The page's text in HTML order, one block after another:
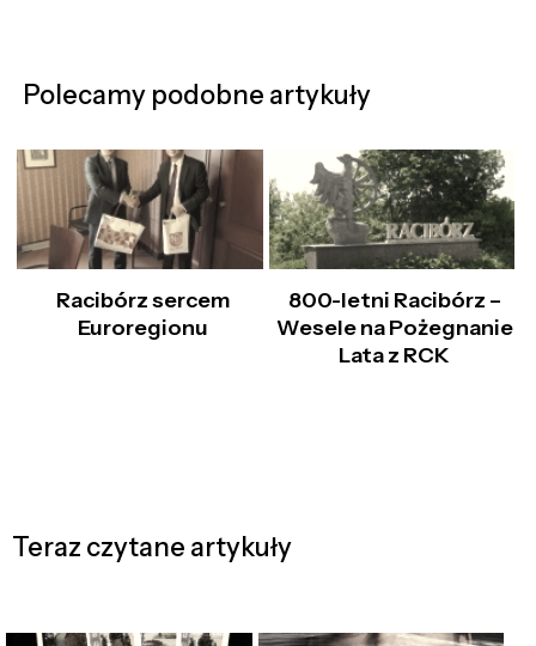
Polecamy podobne artykuły
Racibórz sercem
Euroregionu
800-letni Racibórz –
Wesele na Pożegnanie
Lata z RCK
Teraz czytane artykuły